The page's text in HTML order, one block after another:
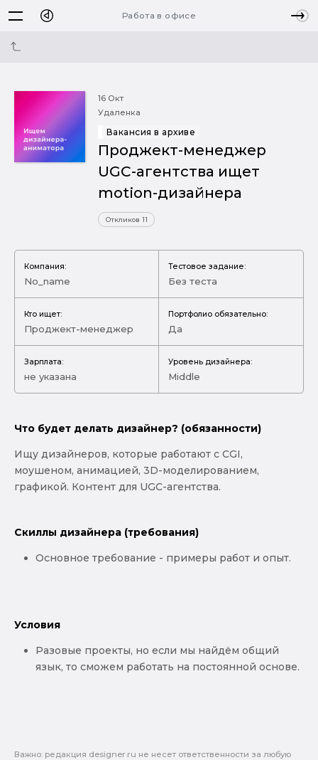
Работа в офисе
16 Окт
Удаленка
Вакансия в архиве
Проджект-менеджер
UGC-агентства ищет
motion-дизайнера
Откликов 11
Компания:
No_name
Тестовое задание:
Без теста
Кто ищет:
Проджект-менеджер
Портфолио обязательно:
Да
Зарплата:
не указана
Уровень дизайнера:
Middle
Что будет делать дизайнер? (обязанности)
Ищу дизайнеров, которые работают с CGI,
моушеном, анимацией, 3D-моделированием,
графикой. Контент для UGC-агентства.
Скиллы дизайнера (требования)
Основное требование - примеры работ и опыт.
Условия
Разовые проекты, но если мы найдём общий
язык, то сможем работать на постоянной основе.
Важно: pедакция designer.ru не несет ответственности за любую